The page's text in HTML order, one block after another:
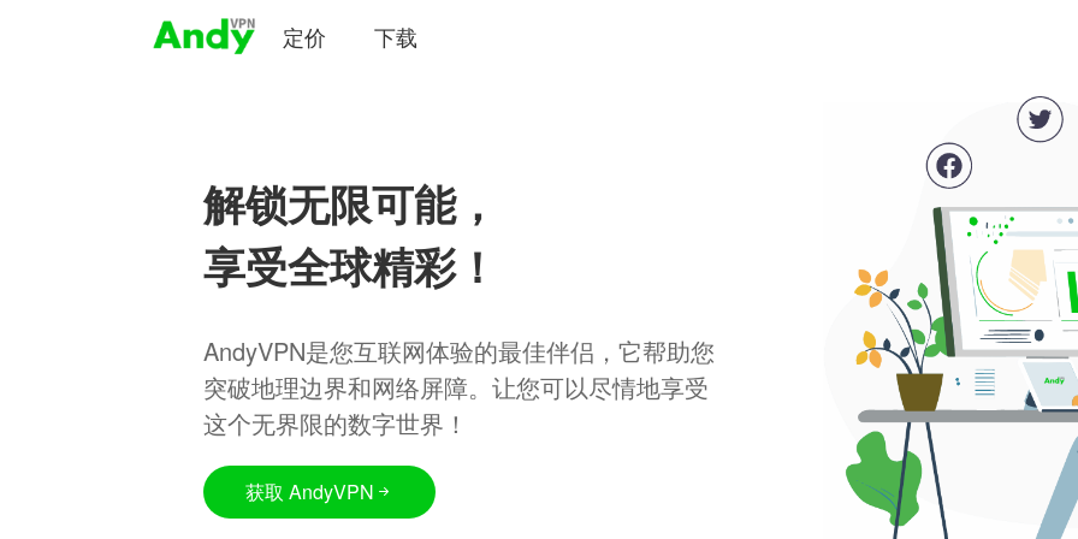
定价 下载
解锁无限可能，
享受全球精彩！
AndyVPN是您互联网体验的最佳伴侣，它帮助您
突破地理边界和网络屏障。让您可以尽情地享受
这个无界限的数字世界！
获取 AndyVPN